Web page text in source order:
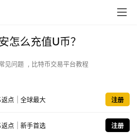
怎么充值U币？
见问题 , 比特币交易平台教程
点 全球最大 注册
点 新手首选 注册